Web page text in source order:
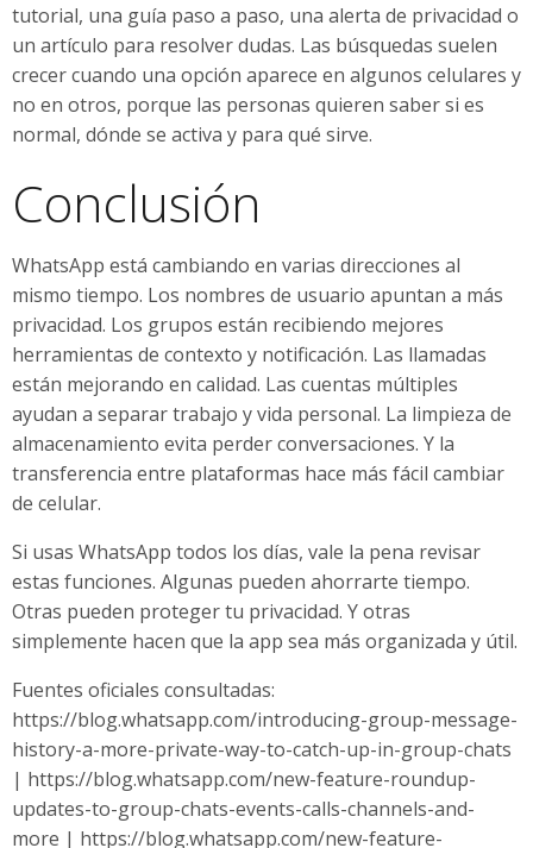
tutorial, una guía paso a paso, una alerta de privacidad o
un artículo para resolver dudas. Las búsquedas suelen
crecer cuando una opción aparece en algunos celulares y
no en otros, porque las personas quieren saber si es
normal, dónde se activa y para qué sirve.
Conclusión
WhatsApp está cambiando en varias direcciones al
mismo tiempo. Los nombres de usuario apuntan a más
privacidad. Los grupos están recibiendo mejores
herramientas de contexto y notificación. Las llamadas
están mejorando en calidad. Las cuentas múltiples
ayudan a separar trabajo y vida personal. La limpieza de
almacenamiento evita perder conversaciones. Y la
transferencia entre plataformas hace más fácil cambiar
de celular.
Si usas WhatsApp todos los días, vale la pena revisar
estas funciones. Algunas pueden ahorrarte tiempo.
Otras pueden proteger tu privacidad. Y otras
simplemente hacen que la app sea más organizada y útil.
Fuentes oficiales consultadas:
https://blog.whatsapp.com/introducing-group-message-
history-a-more-private-way-to-catch-up-in-group-chats
| https://blog.whatsapp.com/new-feature-roundup-
updates-to-group-chats-events-calls-channels-and-
more | https://blog.whatsapp.com/new-feature-